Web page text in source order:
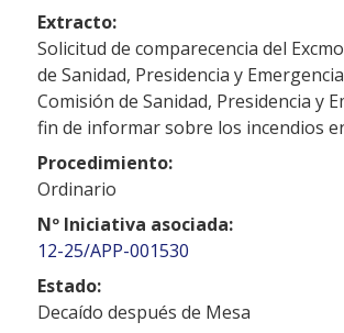
Extracto:
Solicitud de comparecencia del
de Sanidad, Presidencia y
Comisión de Sanidad, Presidencia y
fin de informar sobre los incendios
Procedimiento:
Ordinario
Nº Iniciativa asociada:
12-25/APP-001530
Estado:
Decaído después de Mesa